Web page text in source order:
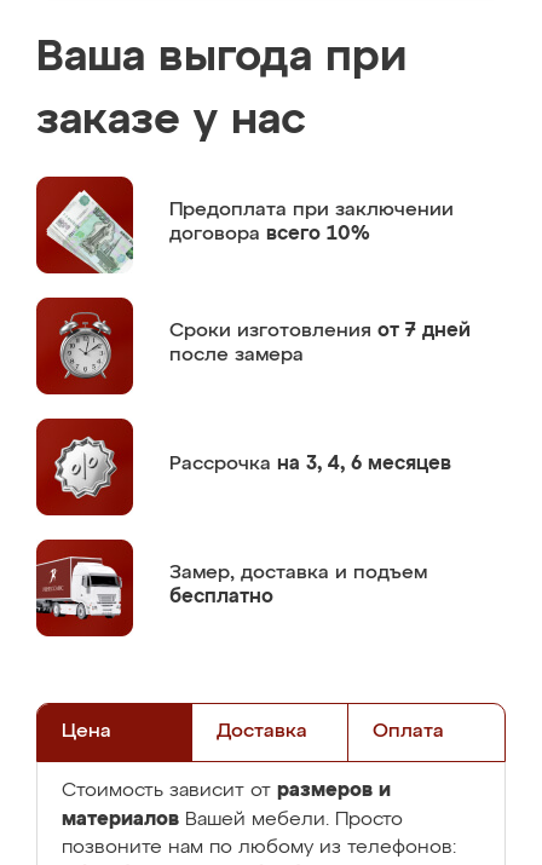
Ваша выгода при
заказе у нас
Предоплата при заключении
договора всего 10%
Сроки изготовления от 7 дней
после замера
Рассрочка на 3, 4, 6 месяцев
Замер, доставка и подъем
бесплатно
Цена Доставка Оплата
Стоимость зависит от размеров и
материалов Вашей мебели. Просто
позвоните нам по любому из телефонов: